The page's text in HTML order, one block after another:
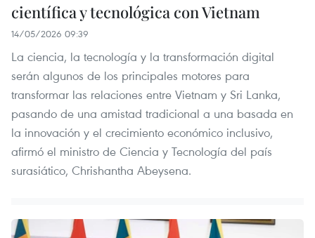
científica y tecnológica con Vietnam
14/05/2026 09:39
La ciencia, la tecnología y la transformación digital
serán algunos de los principales motores para
transformar las relaciones entre Vietnam y Sri Lanka,
pasando de una amistad tradicional a una basada en
la innovación y el crecimiento económico inclusivo,
afirmó el ministro de Ciencia y Tecnología del país
surasiático, Chrishantha Abeysena.